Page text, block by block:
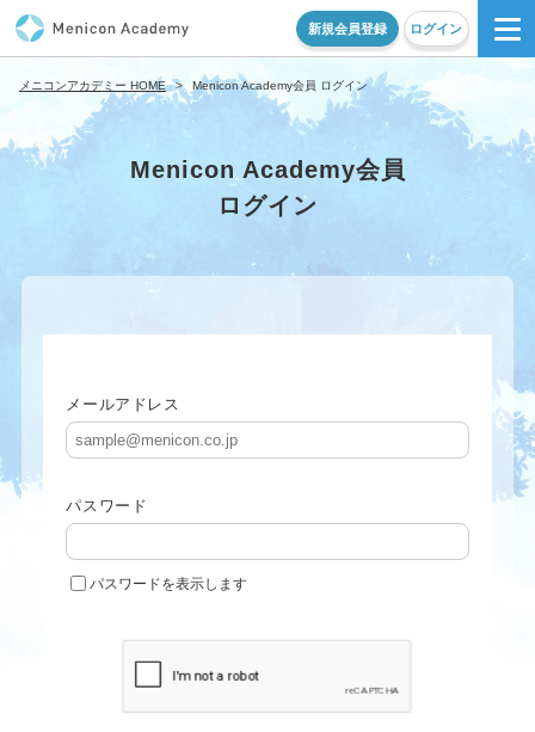
新規会員登録 ログイン
メニコンアカデミー HOME > Menicon Academy会員 ログイン
Menicon Academy会員
ログイン
メールアドレス
パスワード
パスワードを表示します